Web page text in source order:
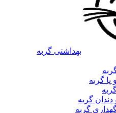
بهداشتی گربه
گربه
گربه
گربه